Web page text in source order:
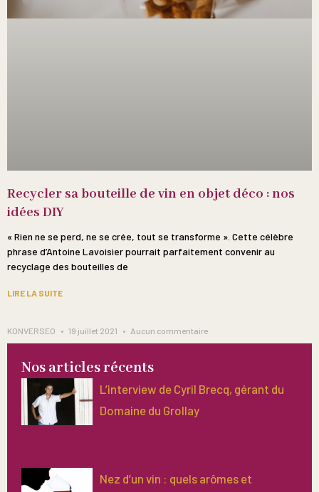
Nos articles récents
L’interview de Cyril Brecq, gérant du
Domaine du Grollay
Nez d’un vin : quels arômes et
Recycler sa bouteille de vin en objet déco : nos
idées DIY
« Rien ne se perd, ne se crée, tout se transforme ». Cette célèbre
phrase d’Antoine Lavoisier pourrait parfaitement convenir au
recyclage des bouteilles de
LIRE LA SUITE
KONVERSEO 19 juillet 2021 Aucun commentaire